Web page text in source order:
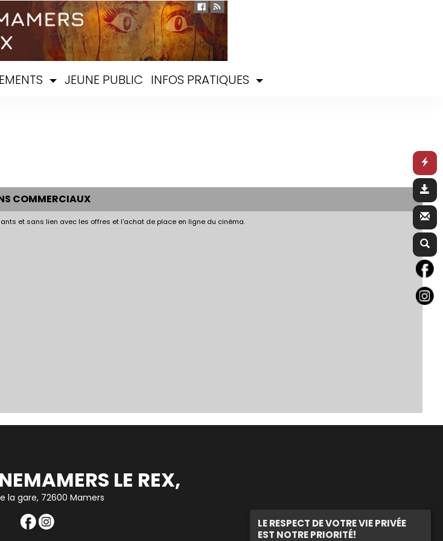
LE RESPECT DE VOTRE VIE PRIVÉE
EST NOTRE PRIORITÉ!
JEUNE PUBLIC INFOS PRATIQUES
COMMERCIAUX
et sans lien avec les offres et l'achat de place en ligne du cinéma.
LE REX,
la gare, 72600 Mamers